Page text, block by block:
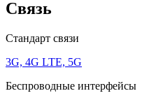
Связь
Стандарт связи
3G, 4G LTE, 5G
Беспроводные интерфейсы